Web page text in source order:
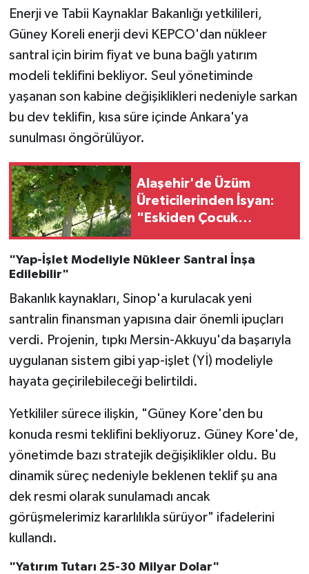
Enerji ve Tabii Kaynaklar Bakanlığı yetkilileri,
Güney Koreli enerji devi KEPCO'dan nükleer
santral için birim fiyat ve buna bağlı yatırım
modeli teklifini bekliyor. Seul yönetiminde
yaşanan son kabine değişiklikleri nedeniyle sarkan
bu dev teklifin, kısa süre içinde Ankara'ya
sunulması öngörülüyor.
Alaşehir'de Üzüm
Üreticilerinden İsyan:
"Eskiden Çocuk
Karnımızı
Doyuramıyoruz!"
"Yap-İşlet Modeliyle Nükleer Santral İnşa
Edilebilir"
Bakanlık kaynakları, Sinop'a kurulacak yeni
santralin finansman yapısına dair önemli ipuçları
verdi. Projenin, tıpkı Mersin-Akkuyu'da başarıyla
uygulanan sistem gibi yap-işlet (Yİ) modeliyle
hayata geçirilebileceği belirtildi.
Yetkililer sürece ilişkin, "Güney Kore'den bu
konuda resmi teklifini bekliyoruz. Güney Kore'de,
yönetimde bazı stratejik değişiklikler oldu. Bu
dinamik süreç nedeniyle beklenen teklif şu ana
dek resmi olarak sunulamadı ancak
görüşmelerimiz kararlılıkla sürüyor" ifadelerini
kullandı.
"Yatırım Tutarı 25-30 Milyar Dolar"